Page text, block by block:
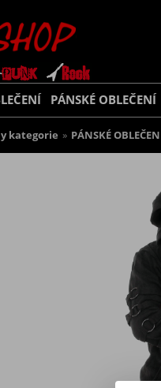
PÁNSKÉ OBLEČENÍ
kategorie » PÁNSKÉ